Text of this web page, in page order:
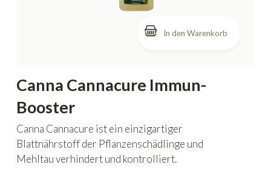
In den Warenkorb
Canna Cannacure Immun-
Booster
Canna Cannacure ist ein einzigartiger
Blattnährstoff der Pflanzenschädlinge und
Mehltau verhindert und kontrolliert.